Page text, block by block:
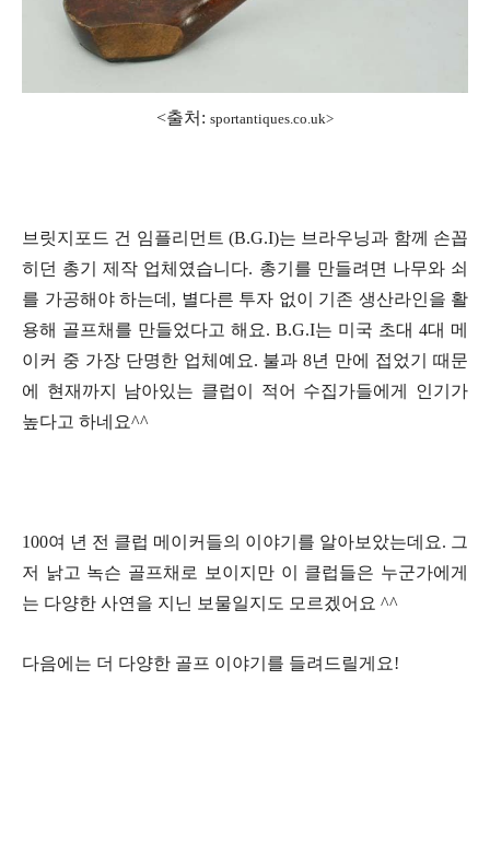
<출처: sportantiques.co.uk>
브릿지포드 건 임플리먼트 (B.G.I)는 브라우닝과 함께 손꼽
히던 총기 제작 업체였습니다. 총기를 만들려면 나무와 쇠
를 가공해야 하는데, 별다른 투자 없이 기존 생산라인을 활
용해 골프채를 만들었다고 해요. B.G.I는 미국 초대 4대 메
이커 중 가장 단명한 업체예요. 불과 8년 만에 접었기 때문
에 현재까지 남아있는 클럽이 적어 수집가들에게 인기가
높다고 하네요^^
100여 년 전 클럽 메이커들의 이야기를 알아보았는데요. 그
저 낡고 녹슨 골프채로 보이지만 이 클럽들은 누군가에게
는 다양한 사연을 지닌 보물일지도 모르겠어요 ^^
다음에는 더 다양한 골프 이야기를 들려드릴게요!